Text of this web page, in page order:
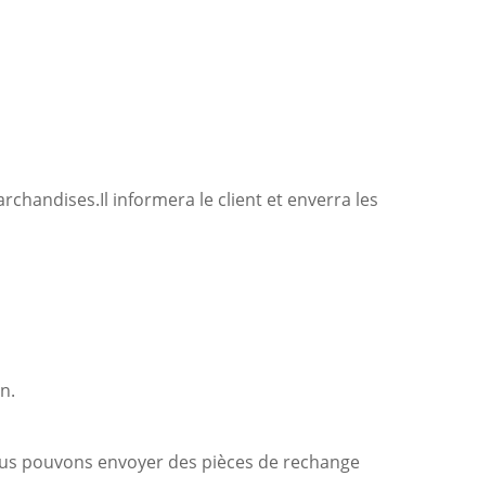
informera le client et enverra les
pouvons envoyer des pièces de rechange